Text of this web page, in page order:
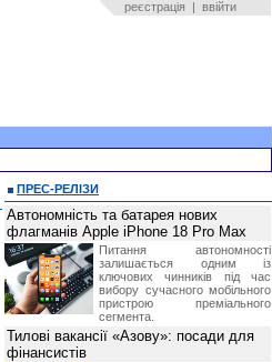
реєстрація | ввійти
ПРЕС-РЕЛІЗИ
Автономність та батарея нових
флагманів Apple iPhone 18 Pro Max
Питання автономності
залишається одним із
ключових чинників під час
вибору сучасного мобільного
пристрою преміального
сегмента.
Тилові вакансії «Азову»: посади для
фінансистів